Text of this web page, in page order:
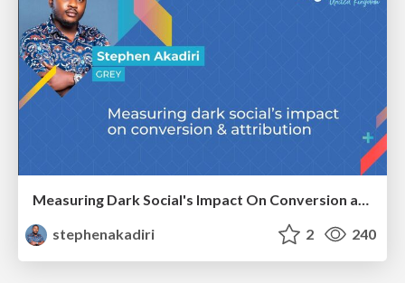
Measuring Dark Social's Impact On Conversion and Attribution
stephenakadiri
2 240